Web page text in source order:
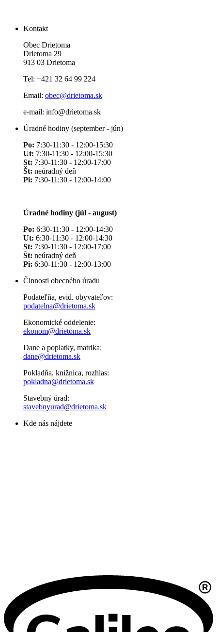
Kontakt
Obec Drietoma
Drietoma 29
913 03 Drietoma
Tel: +421 32 64 99 224
Email: obec@drietoma.sk
e-mail: info@drietoma.sk
Úradné hodiny (september - jún)
Po: 7:30-11:30 - 12:00-15:30
Ut: 7:30-11:30 - 12:00-15:30
St: 7:30-11:30 - 12:00-17:00
Št: neúradný deň
Pi: 7:30-11:30 - 12:00-14:00
Úradné hodiny (júl - august)
Po: 6:30-11:30 - 12:00-14:30
Ut: 6:30-11:30 - 12:00-14:30
St: 7:30-11:30 - 12:00-17:00
Št: neúradný deň
Pi: 6:30-11:30 - 12:00-13:00
Činnosti obecného úradu
Podateľňa, evid. obyvateľov:
podatelna@drietoma.sk
Ekonomické oddelenie:
ekonom@drietoma.sk
Dane a poplatky, matrika:
dane@drietoma.sk
Pokladňa, knižnica, rozhlas:
pokladna@drietoma.sk
Stavebný úrad:
stavebnyurad@drietoma.sk
Kde nás nájdete